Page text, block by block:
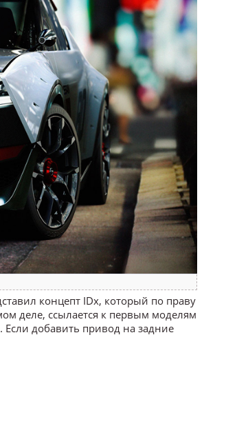
концепт IDx, который по праву
деле, ссылается к первым моделям
добавить привод на задние